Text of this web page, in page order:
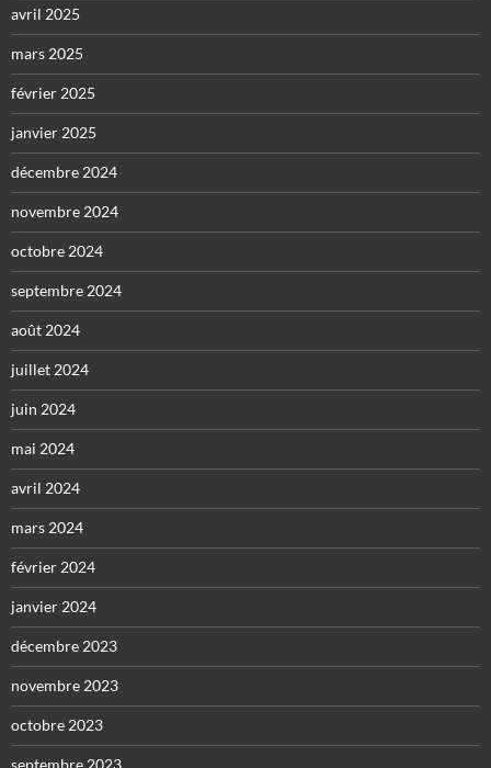
avril 2025
mars 2025
février 2025
janvier 2025
décembre 2024
novembre 2024
octobre 2024
septembre 2024
août 2024
juillet 2024
juin 2024
mai 2024
avril 2024
mars 2024
février 2024
janvier 2024
décembre 2023
novembre 2023
octobre 2023
septembre 2023